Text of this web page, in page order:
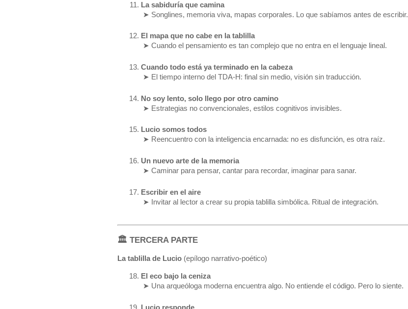
La sabiduría que camina
➤ Songlines, memoria viva, mapas corporales. Lo que sabíamos antes de escribir.
El mapa que no cabe en la tablilla
➤ Cuando el pensamiento es tan complejo que no entra en el lenguaje lineal.
Cuando todo está ya terminado en la cabeza
➤ El tiempo interno del TDA-H: final sin medio, visión sin traducción.
No soy lento, solo llego por otro camino
➤ Estrategias no convencionales, estilos cognitivos invisibles.
Lucio somos todos
➤ Reencuentro con la inteligencia encarnada: no es disfunción, es otra raíz.
Un nuevo arte de la memoria
➤ Caminar para pensar, cantar para recordar, imaginar para sanar.
Escribir en el aire
➤ Invitar al lector a crear su propia tablilla simbólica. Ritual de integración.
🏛 TERCERA PARTE
La tablilla de Lucio(epílogo narrativo-poético)
El eco bajo la ceniza
➤ Una arqueóloga moderna encuentra algo. No entiende el código. Pero lo siente.